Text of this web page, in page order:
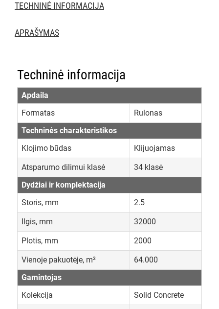
TECHNINĖ INFORMACIJA
APRAŠYMAS
Techninė informacija
Apdaila
Formatas
Rulonas
Techninės charakteristikos
Klojimo būdas
Klijuojamas
Atsparumo dilimui klasė
34 klasė
Dydžiai ir komplektacija
Storis, mm
2.5
Ilgis, mm 32000
Plotis, mm 2000
Vienoje pakuotėje, m²
64.000
Gamintojas
Kolekcija
Solid Concrete